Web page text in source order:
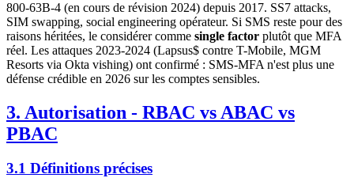
800-63B-4 (en cours de révision 2024) depuis 2017. SS7 attacks,
SIM swapping, social engineering opérateur. Si SMS reste pour des
raisons héritées, le considérer comme single factor plutôt que MFA
réel. Les attaques 2023-2024 (Lapsus$ contre T-Mobile, MGM
Resorts via Okta vishing) ont confirmé : SMS-MFA n'est plus une
défense crédible en 2026 sur les comptes sensibles.
3. Autorisation - RBAC vs ABAC vs
PBAC
3.1 Définitions précises